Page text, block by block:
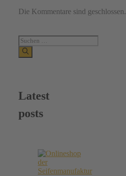
Die Kommentare sind geschlossen.
Suchen
nach:
Latest
posts